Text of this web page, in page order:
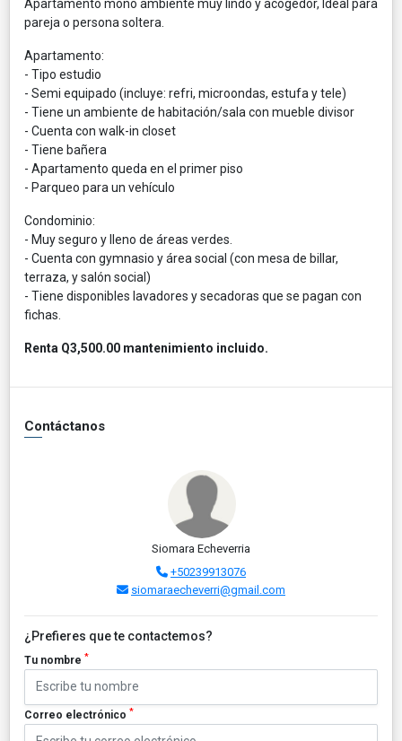
Apartamento mono ambiente muy lindo y acogedor, Ideal para
pareja o persona soltera.
Apartamento:
- Tipo estudio
- Semi equipado (incluye: refri, microondas, estufa y tele)
- Tiene un ambiente de habitación/sala con mueble divisor
- Cuenta con walk-in closet
- Tiene bañera
- Apartamento queda en el primer piso
- Parqueo para un vehículo
Condominio:
- Muy seguro y lleno de áreas verdes.
- Cuenta con gymnasio y área social (con mesa de billar,
terraza, y salón social)
- Tiene disponibles lavadores y secadoras que se pagan con
fichas.
Renta Q3,500.00 mantenimiento incluido.
Contáctanos
Siomara Echeverria
+50239913076
siomaraecheverri@gmail.com
¿Prefieres que te contactemos?
Tu nombre *
Correo electrónico *